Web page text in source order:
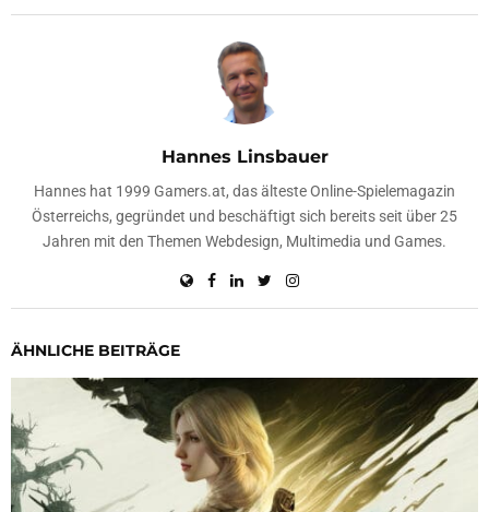
Hannes Linsbauer
Hannes hat 1999 Gamers.at, das älteste Online-Spielemagazin
Österreichs, gegründet und beschäftigt sich bereits seit über 25
Jahren mit den Themen Webdesign, Multimedia und Games.
ÄHNLICHE BEITRÄGE